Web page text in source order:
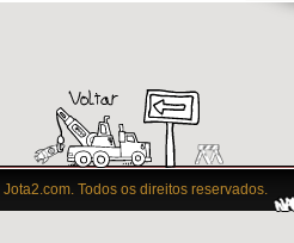
Jota2.com. Todos os direitos reservados.